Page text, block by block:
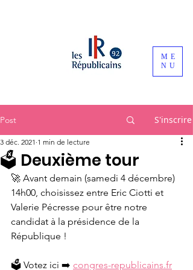
ME
NU
Post S'inscrire
🗳 Deuxième tour
3 déc. 2021 1 min de lecture
🚀 Avant demain (samedi 4 décembre)
14h00, choisissez entre Eric Ciotti et
Valerie Pécresse pour être notre
candidat à la présidence de la
République !
🗳️ Votez ici ➡️ congres-republicains.fr